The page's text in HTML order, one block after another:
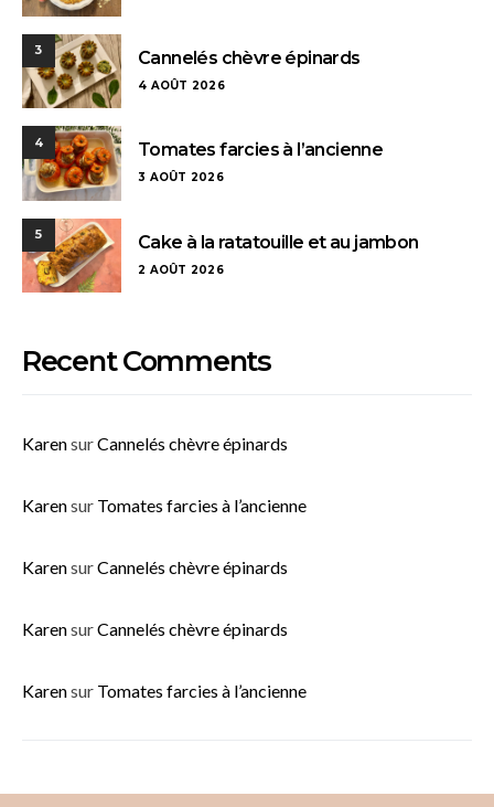
3 Cannelés chèvre épinards
4 AOÛT 2026
4 Tomates farcies à l’ancienne
3 AOÛT 2026
5 Cake à la ratatouille et au jambon
2 AOÛT 2026
Recent Comments
KarensurCannelés chèvre épinards
Karensur Tomates farcies à l’ancienne
KarensurCannelés chèvre épinards
KarensurCannelés chèvre épinards
Karensur Tomates farcies à l’ancienne